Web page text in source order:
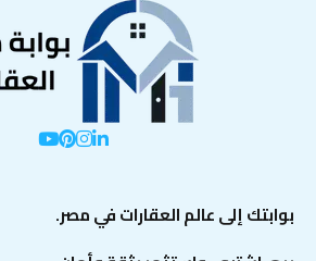
بوابتك إلى عالم العقارات في مصر.